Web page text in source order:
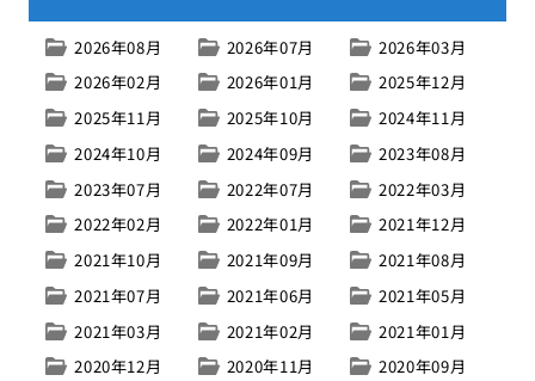
2026年08月 2026年07月
2026年03月
2026年02月
2026年01月
2025年12月
2025年11月
2025年10月
2024年11月
2024年10月
2024年09月
2023年08月
2023年07月
2022年07月
2022年03月
2022年02月
2022年01月
2021年12月
2021年10月
2021年09月
2021年08月
2021年07月
2021年06月
2021年05月
2021年03月
2021年02月
2021年01月
2020年12月
2020年11月 2020年09月